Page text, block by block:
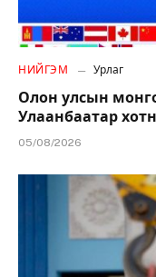
НИЙГЭМ Урлаг
Олон улсын
Улаанбаатар
05/08/2026